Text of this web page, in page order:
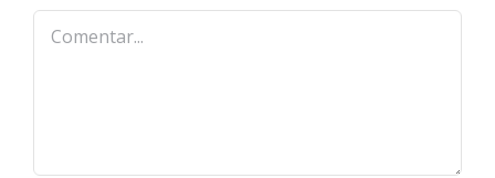
Comentar